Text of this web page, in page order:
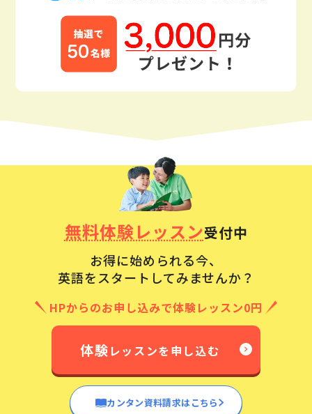
無料体験レッスン受付中
お得に始められる今、
英語をスタートしてみませんか？
HPからのお申し込みで体験レッスン0円
体験 レッスンを申し込む
カンタン資料請求はこちら